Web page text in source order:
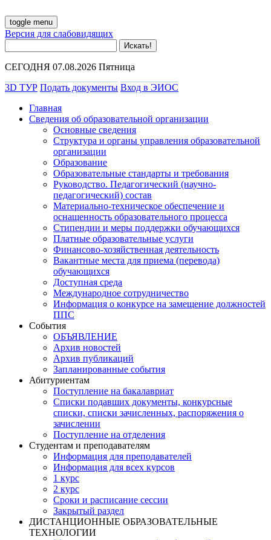
toggle menu
Версия для слабовидящих
СЕГОДНЯ 07.08.2026 Пятница
3D ТУР Подать документы Вход в ЭИОС
Главная
Сведения об образовательной организации
Основные сведения
Структура и органы управления образовательной
организации
Образование
Образовательные стандарты и требования
Руководство. Педагогический (научно-
педагогический) состав
Материально-техническое обеспечение и
оснащенность образовательного процесса
Стипендии и меры поддержки обучающихся
Платные образовательные услуги
Финансово-хозяйственная деятельность
Вакантные места для приема (перевода)
обучающихся
Доступная среда
Международное сотрудничество
Информация о конкурсе на замещение должностей
ППС
События
ОБЪЯВЛЕНИЕ
Архив новостей
Архив публикаций
Запланированные события
Абитуриентам
Поступление на бакалавриат
Списки подавших документы, конкурсные
списки, списки зачисленных, распоряжения о
зачислении
Поступление на отделения
Студентам и преподавателям
Информация для преподавателей
Информация для всех курсов
1 курс
2 курс
Сроки и расписание сессии
Закрытый раздел
ДИСТАНЦИОННЫЕ ОБРАЗОВАТЕЛЬНЫЕ
ТЕХНОЛОГИИ